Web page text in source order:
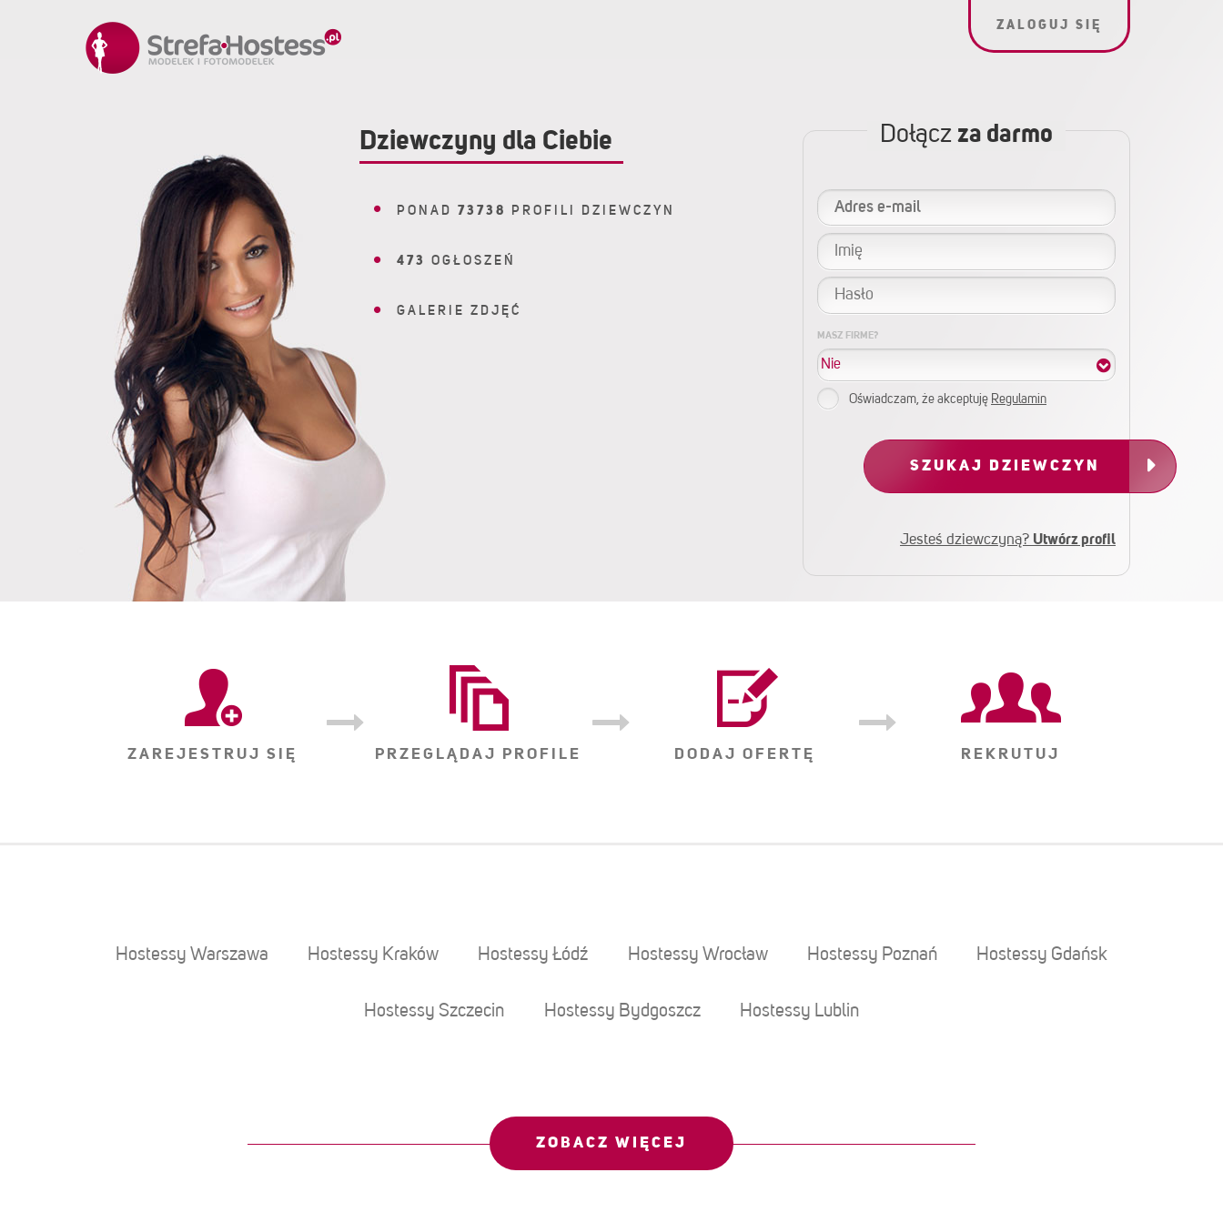
ZALOGUJ SIĘ
Dziewczyny dla Ciebie
PONAD 73738 PROFILI DZIEWCZYN
473 OGŁOSZEŃ
GALERIE ZDJĘĆ
Dołącz za darmo
MASZ FIRME?
Oświadczam, że akceptuję Regulamin
SZUKAJ DZIEWCZYN
Jesteś dziewczyną? Utwórz profil
ZAREJESTRUJ SIĘ PRZEGLĄDAJ PROFILE DODAJ OFERTĘ REKRUTUJ
Hostessy Warszawa Hostessy Kraków Hostessy Łódź Hostessy Wrocław Hostessy Poznań Hostessy Gdańsk
Hostessy Szczecin Hostessy Bydgoszcz Hostessy Lublin
ZOBACZ WIĘCEJ